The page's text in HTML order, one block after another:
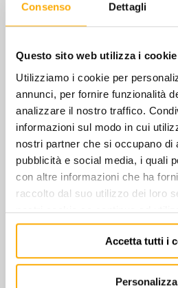
Consenso Dettagli
Questo sito web utilizza i cookie
Utilizziamo i cookie per
annunci, per fornire funzionalità
analizzare il nostro traffico.
informazioni sul modo in cui
nostri partner che si occupano di
pubblicità e social media, i quali
con altre informazioni che ha
raccolto dal suo utilizzo dei loro
nostri cookie se continua ad
Accetta tutti i
Personalizza
9,50+ IVA
€213,00 + IVA
370/B - N.4
€148,00+ IVA
373 - KIT 2
Quotazione